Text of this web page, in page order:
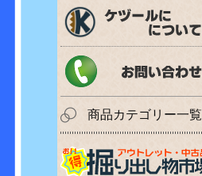
商品カテゴリー一覧